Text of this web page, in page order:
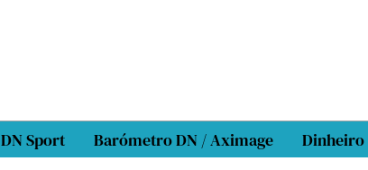
DN Sport Barómetro DN / Aximage Dinheiro